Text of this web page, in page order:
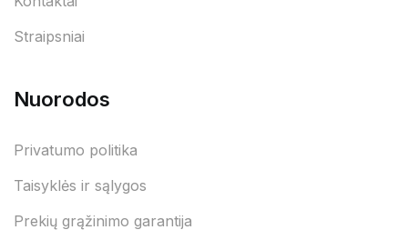
Straipsniai
Nuorodos
Privatumo politika
Taisyklės ir sąlygos
Prekių grąžinimo garantija